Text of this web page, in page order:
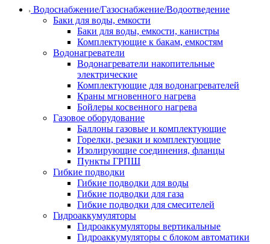
Водоснабжение/Газоснабжение/Водоотведение
Баки для воды, емкости
Баки для воды, емкости, канистры
Комплектующие к бакам, емкостям
Водонагреватели
Водонагреватели накопительные
электрические
Комплектующие для водонагревателей
Краны мгновенного нагрева
Бойлеры косвенного нагрева
Газовое оборудование
Баллоны газовые и комплектующие
Горелки, резаки и комплектующие
Изолирующие соединения, фланцы
Пункты ГРПШ
Гибкие подводки
Гибкие подводки для воды
Гибкие подводки для газа
Гибкие подводки для смесителей
Гидроаккумуляторы
Гидроаккумуляторы вертикальные
Гидроаккумуляторы с блоком автоматики